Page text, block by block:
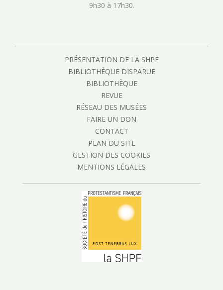
9h30 à 17h30.
PRÉSENTATION DE LA SHPF
BIBLIOTHÈQUE DISPARUE
BIBLIOTHÈQUE
REVUE
RÉSEAU DES MUSÉES
FAIRE UN DON
CONTACT
PLAN DU SITE
GESTION DES COOKIES
MENTIONS LÉGALES